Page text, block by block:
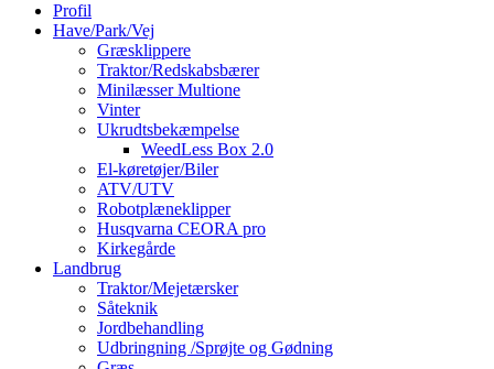
Profil
Have/Park/Vej
Græsklippere
Traktor/Redskabsbærer
Minilæsser Multione
Vinter
Ukrudtsbekæmpelse
WeedLess Box 2.0
El-køretøjer/Biler
ATV/UTV
Robotplæneklipper
Husqvarna CEORA pro
Kirkegårde
Landbrug
Traktor/Mejetærsker
Såteknik
Jordbehandling
Udbringning /Sprøjte og Gødning